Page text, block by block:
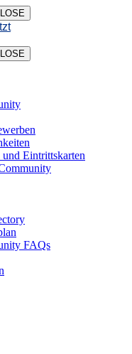
Eintrittskarten
FAQs